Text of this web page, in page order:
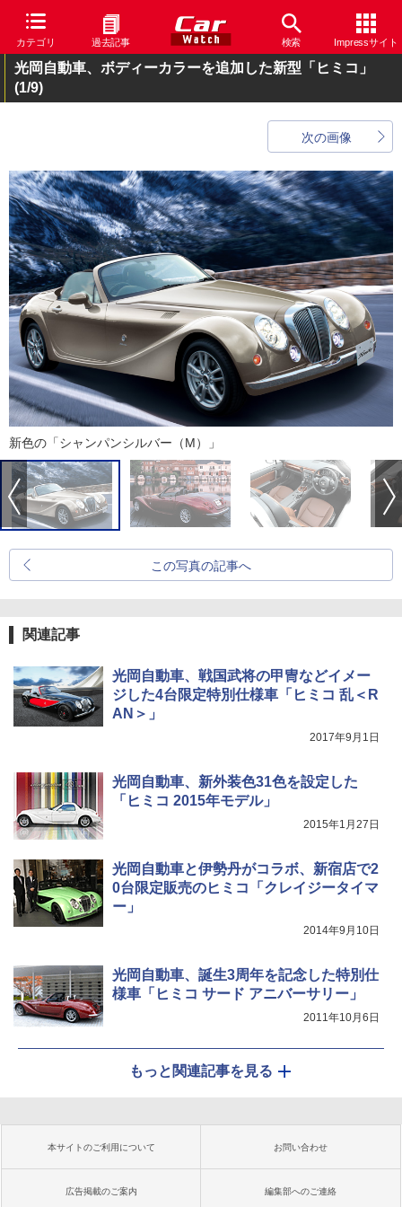
カテゴリ 過去記事 検索 Impressサイト
光岡自動車、ボディーカラーを追加した新型「ヒミコ」
(1/9)
次の画像
新色の「シャンパンシルバー（M）」
この写真の記事へ
関連記事
光岡自動車、戦国武将の甲冑などイメー
ジした4台限定特別仕様車「ヒミコ 乱＜R
AN＞」
2017年9月1日
光岡自動車、新外装色31色を設定した
「ヒミコ 2015年モデル」
2015年1月27日
光岡自動車と伊勢丹がコラボ、新宿店で2
0台限定販売のヒミコ「クレイジータイマ
ー」
2014年9月10日
光岡自動車、誕生3周年を記念した特別仕
様車「ヒミコ サード アニバーサリー」
2011年10月6日
もっと関連記事を見る
本サイトのご利用について お問い合わせ
広告掲載のご案内 編集部へのご連絡